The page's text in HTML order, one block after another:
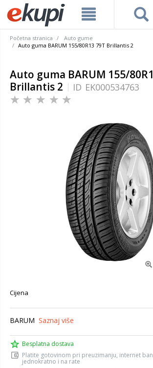
Početna stranica
Auto gume
Auto guma BARUM 155/80R13 79T Brillantis 2
Auto guma BARUM 155/
Brillantis 2
ID EK000534763
Cijena
BARUM Saznaj više
Besplatna dostava
Platite gotovinom pri preuzimanju, internet
jednokratno i na rate